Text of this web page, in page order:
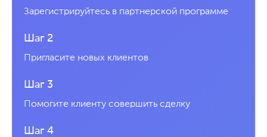
Зарегистрируйтесь в партнерской программе
Шаг 2
Пригласите новых клиентов
Шаг 3
Помогите клиенту совершить сделку
Шаг 4